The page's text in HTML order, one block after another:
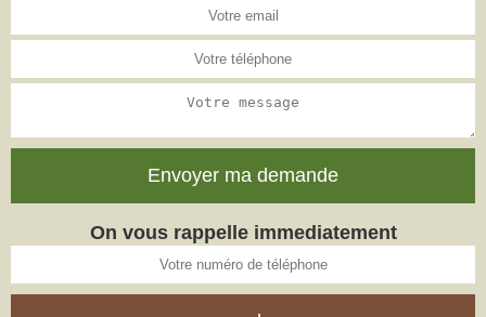
On vous rappelle immediatement